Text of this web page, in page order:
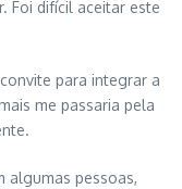
Foi difícil aceitar este
para integrar a
me passaria pela
algumas pessoas,